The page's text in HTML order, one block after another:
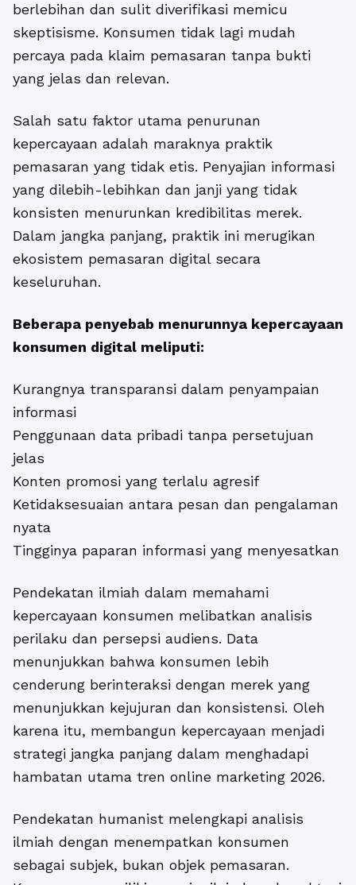
berlebihan dan sulit diverifikasi memicu
skeptisisme. Konsumen tidak lagi mudah
percaya pada klaim pemasaran tanpa bukti
yang jelas dan relevan.
Salah satu faktor utama penurunan
kepercayaan adalah maraknya praktik
pemasaran yang tidak etis. Penyajian informasi
yang dilebih-lebihkan dan janji yang tidak
konsisten menurunkan kredibilitas merek.
Dalam jangka panjang, praktik ini merugikan
ekosistem pemasaran digital secara
keseluruhan.
Beberapa penyebab menurunnya kepercayaan
konsumen digital meliputi:
Kurangnya transparansi dalam penyampaian
informasi
Penggunaan data pribadi tanpa persetujuan
jelas
Konten promosi yang terlalu agresif
Ketidaksesuaian antara pesan dan pengalaman
nyata
Tingginya paparan informasi yang menyesatkan
Pendekatan ilmiah dalam memahami
kepercayaan konsumen melibatkan analisis
perilaku dan persepsi audiens. Data
menunjukkan bahwa konsumen lebih
cenderung berinteraksi dengan merek yang
menunjukkan kejujuran dan konsistensi. Oleh
karena itu, membangun kepercayaan menjadi
strategi jangka panjang dalam menghadapi
hambatan utama tren online marketing 2026.
Pendekatan humanist melengkapi analisis
ilmiah dengan menempatkan konsumen
sebagai subjek, bukan objek pemasaran.